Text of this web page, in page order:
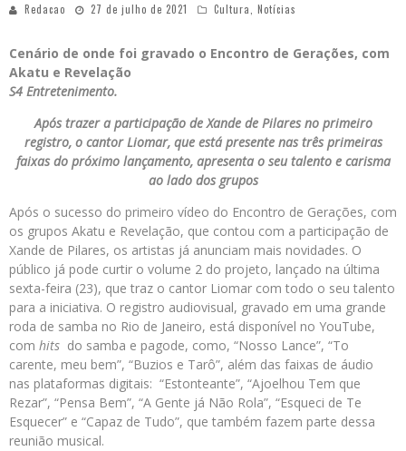
Redacao 27 de julho de 2021 Cultura, Notícias
Cenário de onde foi gravado o Encontro de Gerações, com
Akatu e Revelação
S4 Entretenimento.
Após trazer a participação de Xande de Pilares no primeiro
registro, o cantor Liomar, que está presente nas três primeiras
faixas do próximo lançamento, apresenta o seu talento e carisma
ao lado dos grupos
Após o sucesso do primeiro vídeo do Encontro de Gerações, com
os grupos Akatu e Revelação, que contou com a participação de
Xande de Pilares, os artistas já anunciam mais novidades. O
público já pode curtir o volume 2 do projeto, lançado na última
sexta-feira (23), que traz o cantor Liomar com todo o seu talento
para a iniciativa. O registro audiovisual, gravado em uma grande
roda de samba no Rio de Janeiro, está disponível no YouTube,
com hits do samba e pagode, como, “Nosso Lance”, “To
carente, meu bem”, “Buzios e Tarô”, além das faixas de áudio
nas plataformas digitais: “Estonteante”, “Ajoelhou Tem que
Rezar”, “Pensa Bem”, “A Gente já Não Rola”, “Esqueci de Te
Esquecer” e “Capaz de Tudo”, que também fazem parte dessa
reunião musical.